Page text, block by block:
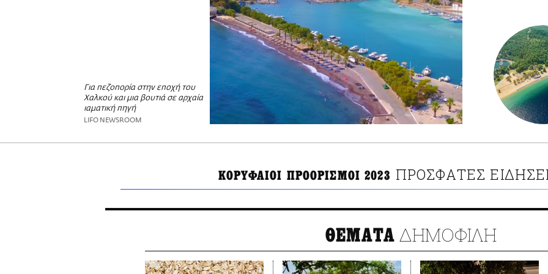
Για πεζοπορία στην εποχή του
Χαλκού και μια βουτιά σε αρχαία
ιαματική πηγή
LIFO NEWSROOM
ΚΟΡΥΦΑΙΟΙ ΠΡΟΟΡΙΣΜΟΙ 2023 ΠΡΟΣΦΑΤΕΣ
ΘΕΜΑΤΑ ΔΗΜΟΦΙΛΗ